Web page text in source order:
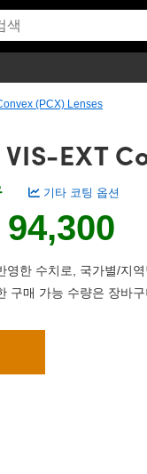
(PCX) Lenses
EXT
기타 코팅 옵션
to adjust the
한 수치로, 국가별/지역
구매 가능 수량은 장바